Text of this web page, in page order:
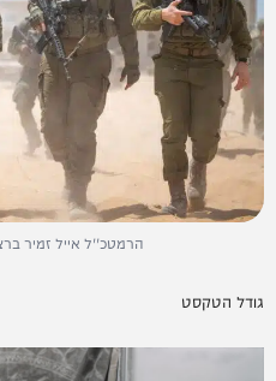
הרמטכ''ל אייל זמיר
גודל הטקסט